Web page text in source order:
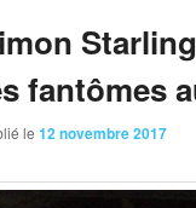
fantômes
le 12 novembre 2017